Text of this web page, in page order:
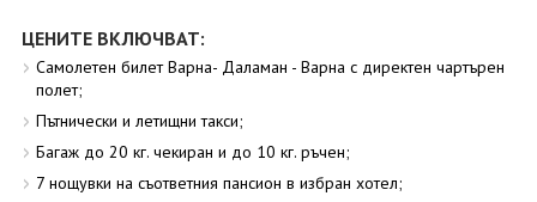
ЦЕНИТЕ ВКЛЮЧВАТ:
Самолетен билет Варна- Даламан - Варна с директен чартърен
полет;
Пътнически и летищни такси;
Багаж до 20 кг. чекиран и до 10 кг. ръчен;
7 нощувки на съответния пансион в избран хотел;